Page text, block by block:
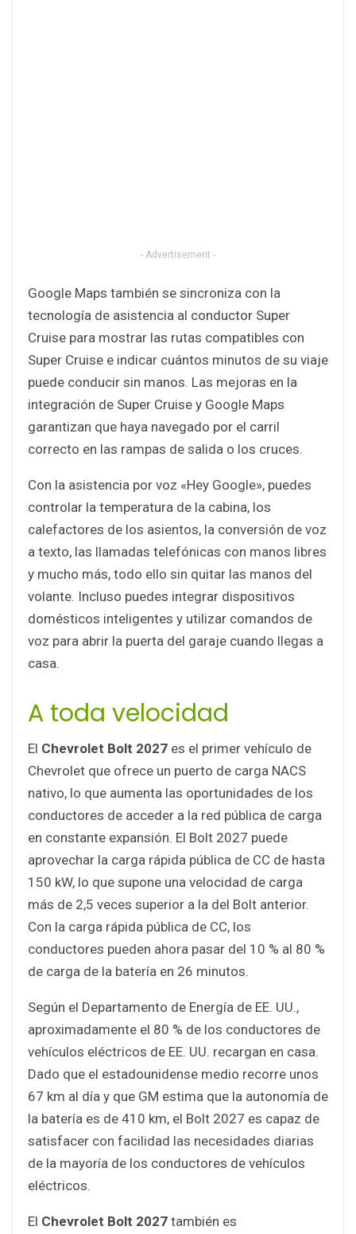
- Advertisement -
Google Maps también se sincroniza con la
tecnología de asistencia al conductor Super
Cruise para mostrar las rutas compatibles con
Super Cruise e indicar cuántos minutos de su viaje
puede conducir sin manos. Las mejoras en la
integración de Super Cruise y Google Maps
garantizan que haya navegado por el carril
correcto en las rampas de salida o los cruces.
Con la asistencia por voz «Hey Google», puedes
controlar la temperatura de la cabina, los
calefactores de los asientos, la conversión de voz
a texto, las llamadas telefónicas con manos libres
y mucho más, todo ello sin quitar las manos del
volante. Incluso puedes integrar dispositivos
domésticos inteligentes y utilizar comandos de
voz para abrir la puerta del garaje cuando llegas a
casa.
A toda velocidad
El Chevrolet Bolt 2027 es el primer vehículo de
Chevrolet que ofrece un puerto de carga NACS
nativo, lo que aumenta las oportunidades de los
conductores de acceder a la red pública de carga
en constante expansión. El Bolt 2027 puede
aprovechar la carga rápida pública de CC de hasta
150 kW, lo que supone una velocidad de carga
más de 2,5 veces superior a la del Bolt anterior.
Con la carga rápida pública de CC, los
conductores pueden ahora pasar del 10 % al 80 %
de carga de la batería en 26 minutos.
Según el Departamento de Energía de EE. UU.,
aproximadamente el 80 % de los conductores de
vehículos eléctricos de EE. UU. recargan en casa.
Dado que el estadounidense medio recorre unos
67 km al día y que GM estima que la autonomía de
la batería es de 410 km, el Bolt 2027 es capaz de
satisfacer con facilidad las necesidades diarias
de la mayoría de los conductores de vehículos
eléctricos.
El Chevrolet Bolt 2027 también es